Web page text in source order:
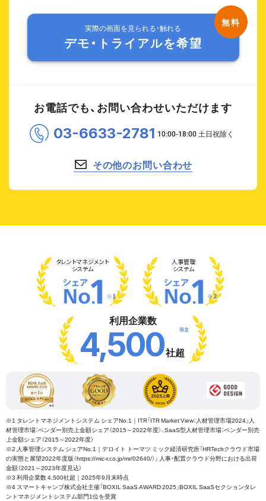
実際の画面を見られる・触れる
デモ・トライアルを希望
お電話でも、お問い合わせいただけます
03-6633-2781
その他のお問い合わせ
タレントマネジメント
システム
※1
人事管理
システム
※2
利用企業数
4,500社超
※3
※1 タレントマネジメントシステム シェアNo.1｜ITR「ITR Market View：人材管理市場2024」人
材管理市場：ベンダー別売上金額シェア（2015～2022年度）、SaaS型人材管理市場：ベンダー別売
上金額シェア（2015～2022年度）
※2 人事管理システム シェアNo.1｜デロイト トーマツ ミック経済研究所「HRTechクラウド市場
の実態と展望2022年度版（https://mic-r.co.jp/mr/02640/）」 人事・配置クラウド分野における出荷
金額（2021～2023年度見込）
※3 利用企業数 4,500社超｜2025年9月末時点
※4 スマートキャンプ株式会社主催「BOXIL SaaS AWARD 2025」BOXIL SaaSセクションタレ
ントマネジメントシステム部門1位を受賞